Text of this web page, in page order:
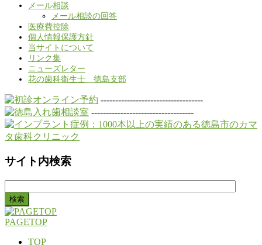
メール相談
メール相談の回答
医療費控除
個人情報保護方針
当サイトについて
リンク集
ニューズレター
花の歯科衛生士 徳島支部
-----------------------------------
-----------------------------------
サイト内検索
索:
PAGETOP
TOP